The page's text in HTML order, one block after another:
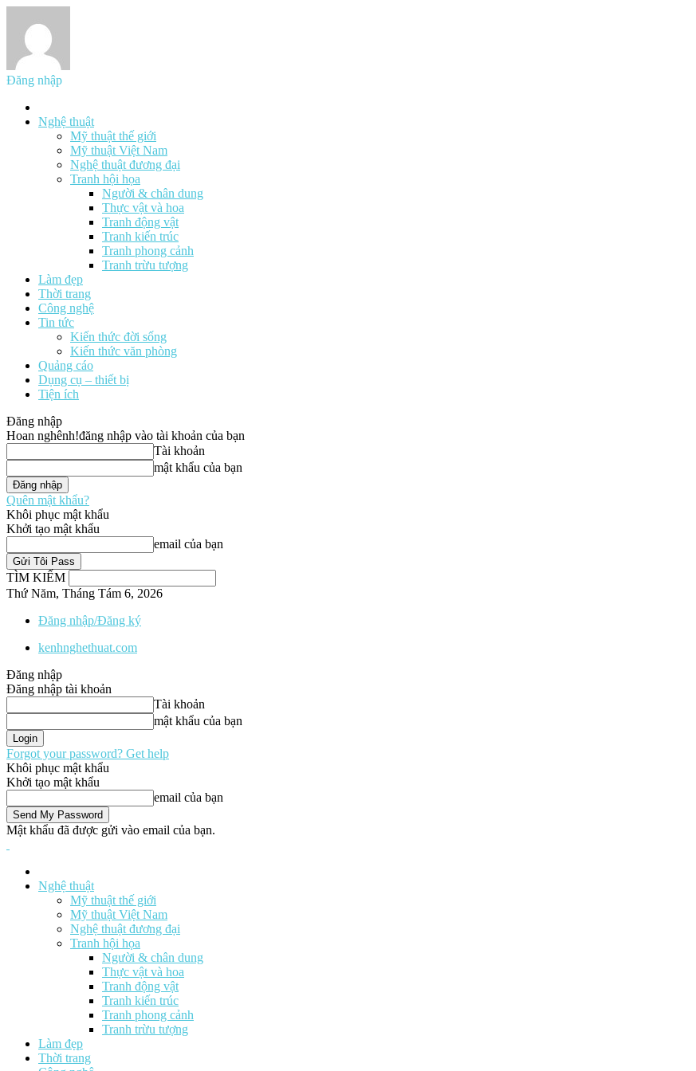
Đăng nhập
Nghệ thuật
Mỹ thuật thế giới
Mỹ thuật Việt Nam
Nghệ thuật đương đại
Tranh hội họa
Người & chân dung
Thực vật và hoa
Tranh động vật
Tranh kiến trúc
Tranh phong cảnh
Tranh trừu tượng
Làm đẹp
Thời trang
Công nghệ
Tin tức
Kiến thức đời sống
Kiến thức văn phòng
Quảng cáo
Dụng cụ – thiết bị
Tiện ích
Đăng nhập
Hoan nghênh!đăng nhập vào tài khoản của bạn
Tài khoản
mật khẩu của bạn
Quên mật khẩu?
Khôi phục mật khẩu
Khởi tạo mật khẩu
email của bạn
TÌM KIẾM
Thứ Năm, Tháng Tám 6, 2026
Đăng nhập/Đăng ký
kenhnghethuat.com
Đăng nhập
Đăng nhập tài khoản
Tài khoản
mật khẩu của bạn
Forgot your password? Get help
Khôi phục mật khẩu
Khởi tạo mật khẩu
email của bạn
Mật khẩu đã được gửi vào email của bạn.
Nghệ thuật
Mỹ thuật thế giới
Mỹ thuật Việt Nam
Nghệ thuật đương đại
Tranh hội họa
Người & chân dung
Thực vật và hoa
Tranh động vật
Tranh kiến trúc
Tranh phong cảnh
Tranh trừu tượng
Làm đẹp
Thời trang